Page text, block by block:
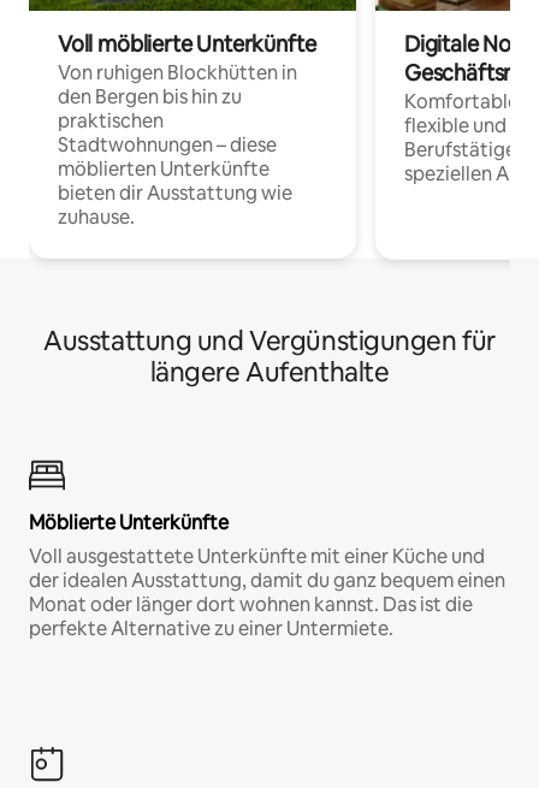
Voll möblierte Unterkünfte
Von ruhigen Blockhütten in
den Bergen bis hin zu
praktischen
Stadtwohnungen – diese
möblierten Unterkünfte
bieten dir Ausstattung wie
zuhause.
Digitale
Komfortable
flexible und
Berufstätige
speziellen
Ausstattung und Vergünstigungen für
längere Aufenthalte
Möblierte Unterkünfte
Voll ausgestattete Unterkünfte mit einer Küche und
der idealen Ausstattung, damit du ganz bequem einen
Monat oder länger dort wohnen kannst. Das ist die
perfekte Alternative zu einer Untermiete.